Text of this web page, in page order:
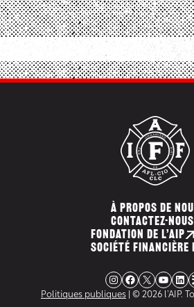
À PROPOS DE
CONTACTEZ-NOUS
FONDATION DE L’AIP
SOCIÉTÉ FINANCIÈRE
Instagram Facebook X YouTube LinkedIn
Politiques publiques | © 2026 l’AIP.